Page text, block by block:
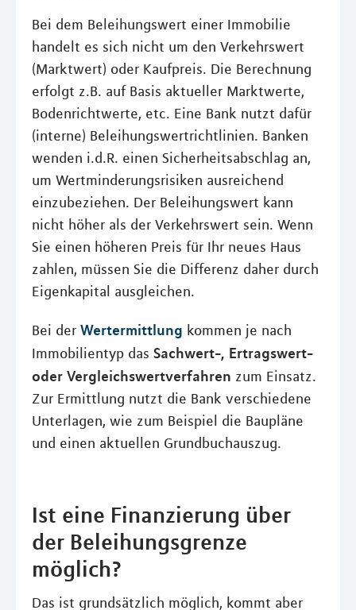
Bei dem Beleihungswert einer Immobilie
handelt es sich nicht um den Verkehrswert
(Marktwert) oder Kaufpreis. Die Berechnung
erfolgt z.B. auf Basis aktueller Marktwerte,
Bodenrichtwerte, etc. Eine Bank nutzt dafür
(interne) Beleihungswertrichtlinien. Banken
wenden i.d.R. einen Sicherheitsabschlag an,
um Wertminderungsrisiken ausreichend
einzubeziehen. Der Beleihungswert kann
nicht höher als der Verkehrswert sein. Wenn
Sie einen höheren Preis für Ihr neues Haus
zahlen, müssen Sie die Differenz daher durch
Eigenkapital ausgleichen.
Bei der Wertermittlung kommen je nach
Immobilientyp das Sachwert-, Ertragswert-
oder Vergleichswertverfahren zum Einsatz.
Zur Ermittlung nutzt die Bank verschiedene
Unterlagen, wie zum Beispiel die Baupläne
und einen aktuellen Grundbuchauszug.
Ist eine Finanzierung über
der Beleihungsgrenze
möglich?
Das ist grundsätzlich möglich, kommt aber